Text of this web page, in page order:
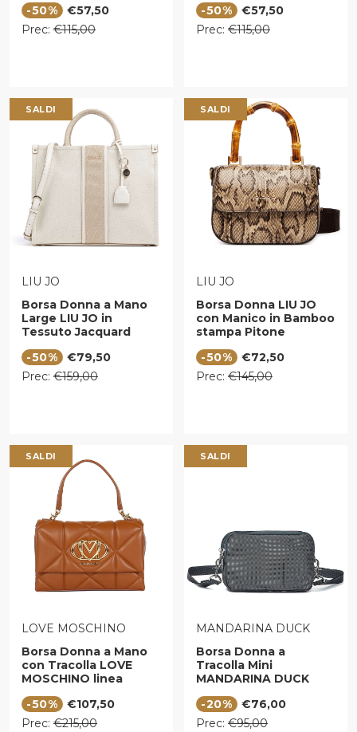
-50%
Prezzo di vendita
€57,50
Prezzo regolare
Prec: €115,00
-50%
Prezzo di vendita
€57,50
Prezzo regolare
Prec: €115,00
SALDI
VENDITORE:
LIU JO
Borsa Donna a Mano
Large LIU JO in
Tessuto Jacquard
-50%
Prezzo di vendita
€79,50
Prezzo regolare
Prec: €159,00
SALDI
VENDITORE:
LIU JO
Borsa Donna LIU JO
con Manico in Bamboo
stampa Pitone
-50%
Prezzo di vendita
€72,50
Prezzo regolare
Prec: €145,00
SALDI
VENDITORE:
LOVE MOSCHINO
Borsa Donna a Mano
con Tracolla LOVE
MOSCHINO linea
color Cuoio
-50%
Prezzo di vendita
€107,50
Prezzo regolare
Prec: €215,00
SALDI
VENDITORE:
MANDARINA DUCK
Borsa Donna a
Tracolla Mini
MANDARINA DUCK
Colore Steel
-20%
Prezzo di vendita
€76,00
Prezzo regolare
Prec: €95,00